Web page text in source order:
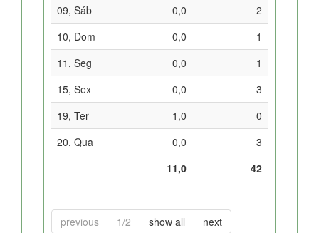
09, Sáb
0,0
2
10, Dom
0,0
1
11, Seg
0,0
1
15, Sex
0,0
3
19, Ter
1,0
0
20, Qua
0,0
3
11,0
42
previous 1/2 show all next